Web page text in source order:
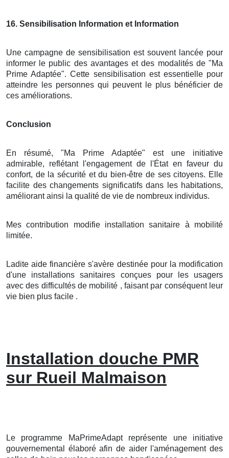
16. Sensibilisation Information et Information
Une campagne de sensibilisation est souvent lancée pour
informer le public des avantages et des modalités de "Ma
Prime Adaptée". Cette sensibilisation est essentielle pour
atteindre les personnes qui peuvent le plus bénéficier de
ces améliorations.
Conclusion
En résumé, "Ma Prime Adaptée" est une initiative
admirable, reflétant l'engagement de l'État en faveur du
confort, de la sécurité et du bien-être de ses citoyens. Elle
facilite des changements significatifs dans les habitations,
améliorant ainsi la qualité de vie de nombreux individus.
Mes contribution modifie installation sanitaire à mobilité
limitée.
Ladite aide financière s'avère destinée pour la modification
d'une installations sanitaires conçues pour les usagers
avec des difficultés de mobilité , faisant par conséquent leur
vie bien plus facile .
Installation douche PMR
sur Rueil Malmaison
Le programme MaPrimeAdapt représente une initiative
gouvernemental élaboré afin de aider l'aménagement des